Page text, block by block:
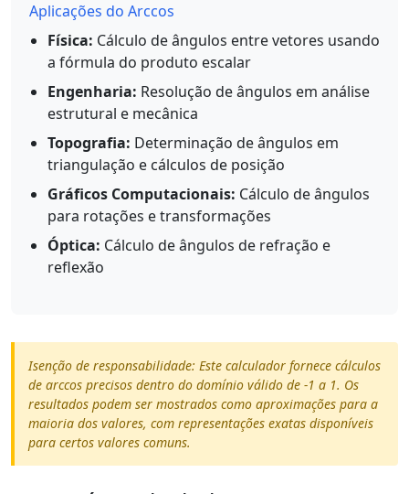
Aplicações do Arccos
Física: Cálculo de ângulos entre vetores usando
a fórmula do produto escalar
Engenharia: Resolução de ângulos em análise
estrutural e mecânica
Topografia: Determinação de ângulos em
triangulação e cálculos de posição
Gráficos Computacionais: Cálculo de ângulos
para rotações e transformações
Óptica: Cálculo de ângulos de refração e
reflexão
Isenção de responsabilidade: Este calculador fornece cálculos
de arccos precisos dentro do domínio válido de -1 a 1. Os
resultados podem ser mostrados como aproximações para a
maioria dos valores, com representações exatas disponíveis
para certos valores comuns.